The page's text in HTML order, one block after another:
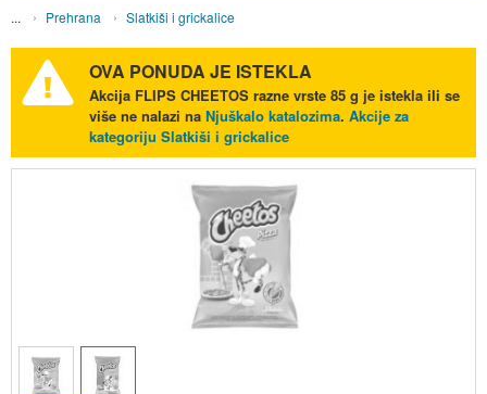
Prehrana Slatkiši i grickalice
OVA PONUDA JE ISTEKLA
Akcija FLIPS CHEETOS razne vrste 85 g je istekla ili se
više ne nalazi na Njuškalo katalozima. Akcije za
kategoriju Slatkiši i grickalice